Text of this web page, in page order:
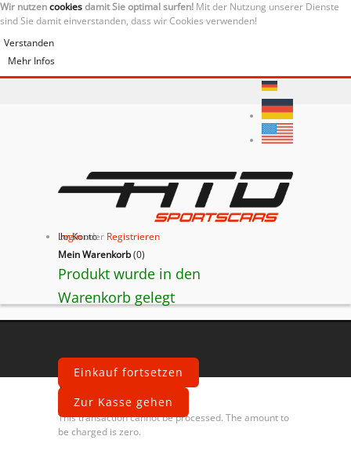
Wir nutzencookiesdamit Sie optimal surfen! Mit der Nutzung unserer Dienste
sind Sie damit einverstanden, dass wir Cookies verwenden!
Verstanden
Mehr Infos
Ihr Konto
Loginoder Registrieren
Mein Warenkorb(0)
Produkt wurde in den
Warenkorb gelegt
Einkauf fortsetzen
Zur Kasse gehen
Fehler
This transaction cannot be processed. The amount to
be charged is zero.